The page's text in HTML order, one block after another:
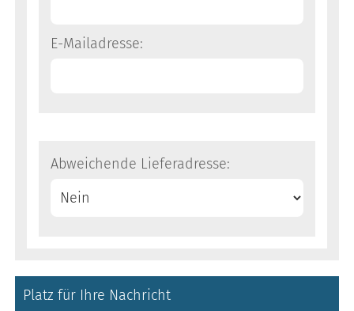
E-Mailadresse:
Abweichende Lieferadresse:
Platz für Ihre Nachricht